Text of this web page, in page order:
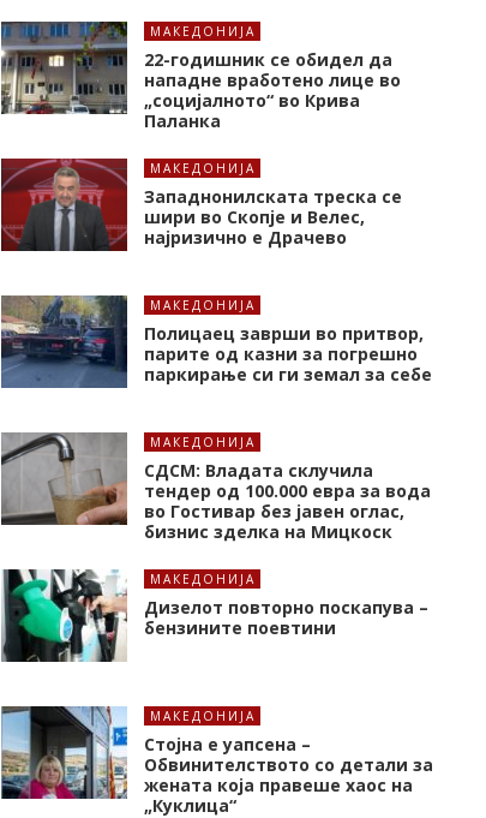
МАКЕДОНИЈА
22-годишник се обидел да
нападне вработено лице во
„социјалното“ во Крива
Паланка
МАКЕДОНИЈА
Западнонилската треска се
шири во Скопје и Велес,
најризично е Драчево
МАКЕДОНИЈА
Полицаец заврши во притвор,
парите од казни за погрешно
паркирање си ги земал за себе
МАКЕДОНИЈА
СДСМ: Владата склучила
тендер од 100.000 евра за вода
во Гостивар без јавен оглас,
бизнис зделка на Мицкоск
МАКЕДОНИЈА
Дизелот повторно поскапува –
бензините поевтини
МАКЕДОНИЈА
Стојна е уапсена –
Обвинителството со детали за
жената која правеше хаос на
„Куклица“